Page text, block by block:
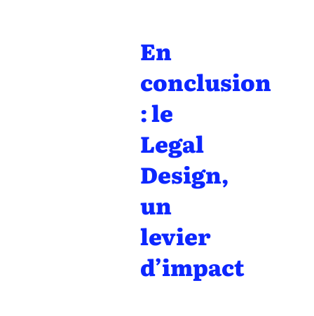
En
conclusion
: le
Legal
Design,
un
levier
d’impact